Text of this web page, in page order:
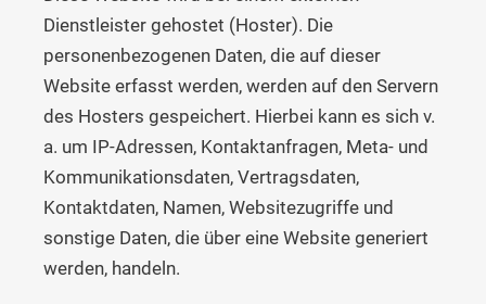
Dienstleister gehostet (Hoster). Die
personenbezogenen Daten, die auf dieser
Website erfasst werden, werden auf den Servern
des Hosters gespeichert. Hierbei kann es sich v.
a. um IP-Adressen, Kontaktanfragen, Meta- und
Kommunikationsdaten, Vertragsdaten,
Kontaktdaten, Namen, Websitezugriffe und
sonstige Daten, die über eine Website generiert
werden, handeln.